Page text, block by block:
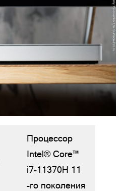
Процессор
Intel® Core™
i7-11370H 11
-го поколения